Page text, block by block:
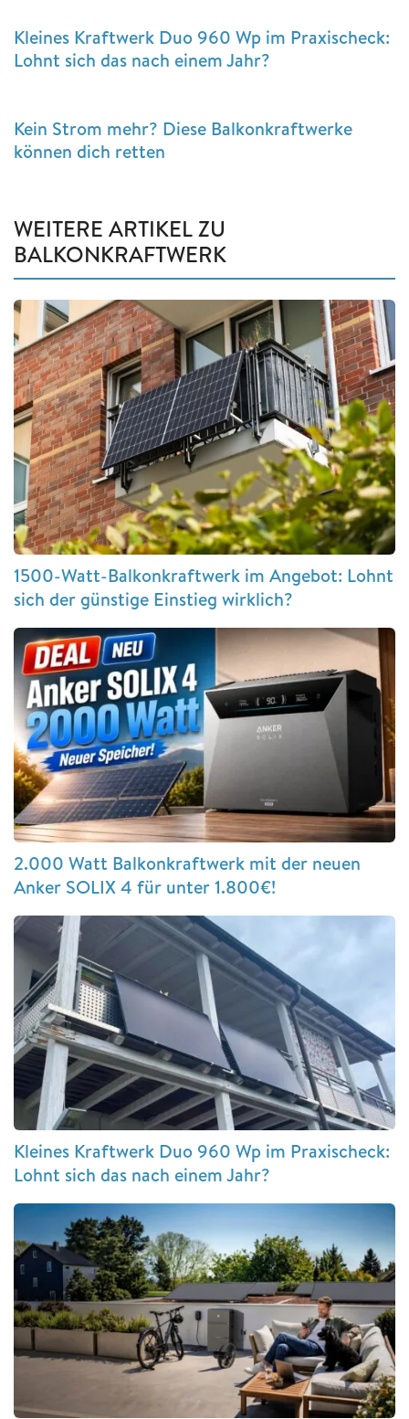
Kleines Kraftwerk Duo 960 Wp im Praxischeck:
Lohnt sich das nach einem Jahr?
Kein Strom mehr? Diese Balkonkraftwerke
können dich retten
WEITERE ARTIKEL ZU
BALKONKRAFTWERK
1500-Watt-Balkonkraftwerk im Angebot: Lohnt
sich der günstige Einstieg wirklich?
2.000 Watt Balkonkraftwerk mit der neuen
Anker SOLIX 4 für unter 1.800€!
Kleines Kraftwerk Duo 960 Wp im Praxischeck:
Lohnt sich das nach einem Jahr?